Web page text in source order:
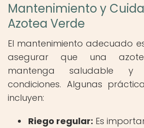
Mantenimiento y
Azotea Verde
El mantenimiento adecuado
asegurar que una
mantenga saludable y
condiciones. Algunas
incluyen:
Riego regular: Es